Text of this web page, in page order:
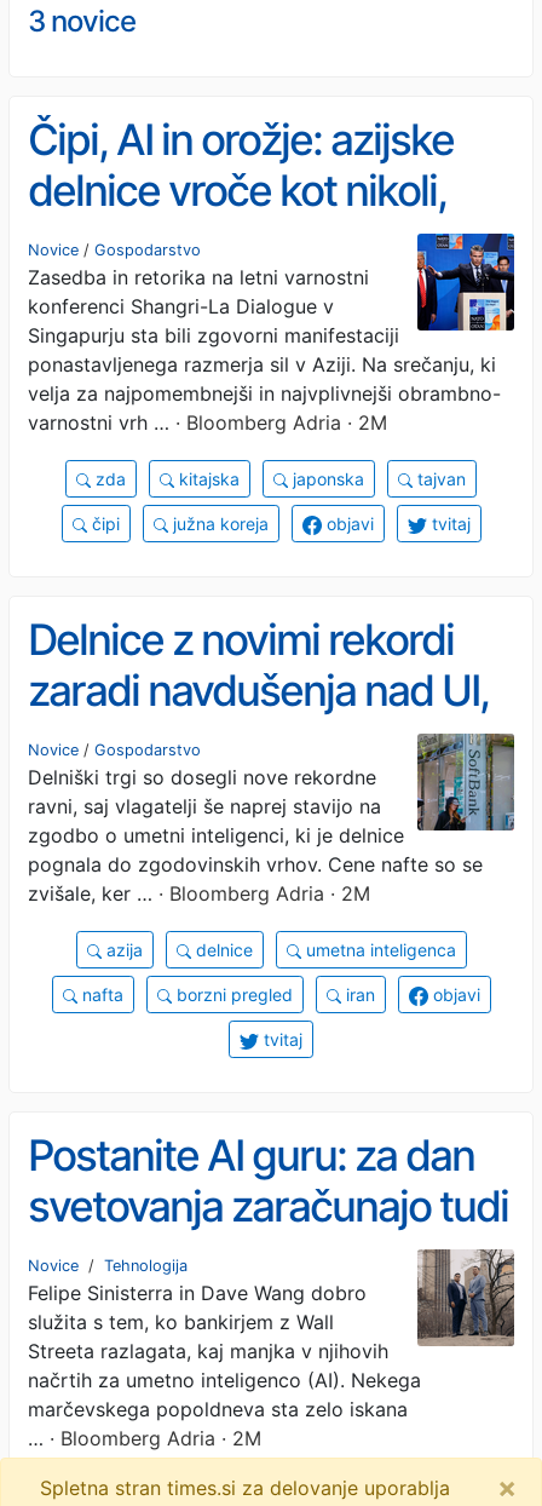
3 novice
Čipi, AI in orožje: azijske
delnice vroče kot nikoli,
Kitajska grožnja prav tako
Novice / Gospodarstvo
Zasedba in retorika na letni varnostni
konferenci Shangri-La Dialogue v
Singapurju sta bili zgovorni manifestaciji
ponastavljenega razmerja sil v Aziji. Na srečanju, ki
velja za najpomembnejši in najvplivnejši obrambno-
varnostni vrh … · Bloomberg Adria · 2M
zda kitajska japonska tajvan
čipi južna koreja objavi tvitaj
Delnice z novimi rekordi
zaradi navdušenja nad UI,
nafta raste zaradi Irana
Novice / Gospodarstvo
Delniški trgi so dosegli nove rekordne
ravni, saj vlagatelji še naprej stavijo na
zgodbo o umetni inteligenci, ki je delnice
pognala do zgodovinskih vrhov. Cene nafte so se
zvišale, ker … · Bloomberg Adria · 2M
azija delnice umetna inteligenca
nafta borzni pregled iran objavi
tvitaj
Postanite AI guru: za dan
svetovanja zaračunajo tudi
22.000 evrov
Novice / Tehnologija
Felipe Sinisterra in Dave Wang dobro
služita s tem, ko bankirjem z Wall
Streeta razlagata, kaj manjka v njihovih
načrtih za umetno inteligenco (AI). Nekega
marčevskega popoldneva sta zelo iskana
… · Bloomberg Adria · 2M
wall street umetna inteligenca banke
Spletna stran times.si za delovanje uporablja
×